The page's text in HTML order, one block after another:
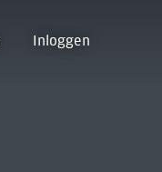
Inloggen